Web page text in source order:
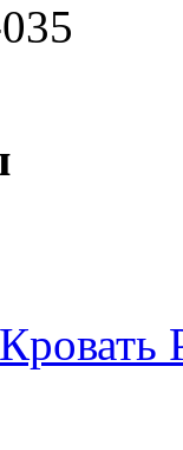
Кровать